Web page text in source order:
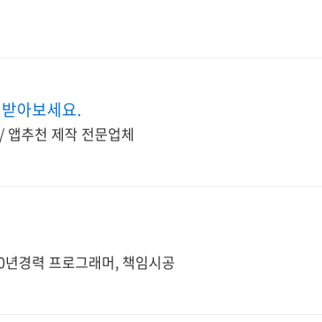
아보세요.
추천 제작 전문업체
경력 프로그래머, 책임시공